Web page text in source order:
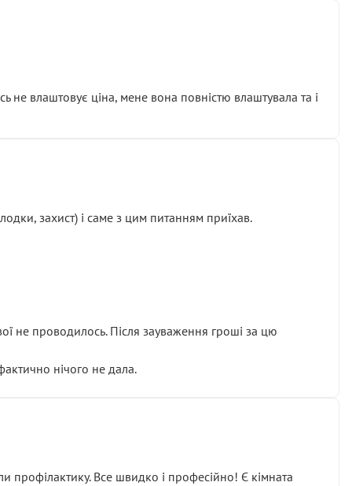
влаштовує ціна, мене вона повністю влаштувала та і
захист) і саме з цим питанням приїхав.
не проводилось. Після зауваження гроші за цю
нічого не дала.
профілактику. Все швидко і професійно! Є кімната